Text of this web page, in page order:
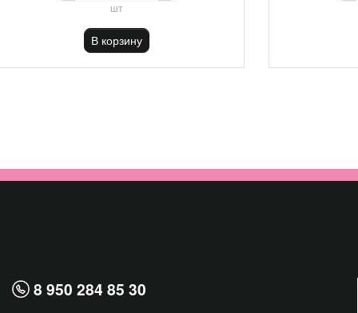
шт
В корзину
8 950 284 85 30